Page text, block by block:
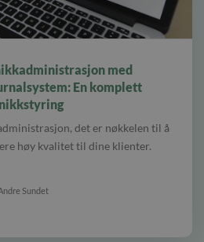
med
En komplett
det er nøkkelen til å
høy kvalitet til dine klienter.
Sundet